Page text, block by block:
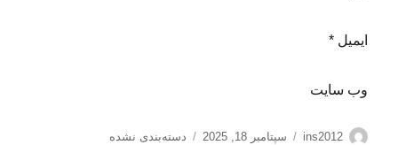
ایمیل *
وب‌ سایت
نویسنده
ins2012
ارسال
سپتامبر 18, 2025 دسته‌ها
دسته‌بندی نشده